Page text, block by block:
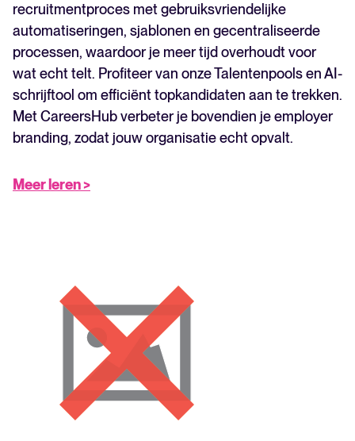
recruitmentproces met gebruiksvriendelijke
automatiseringen, sjablonen en gecentraliseerde
processen, waardoor je meer tijd overhoudt voor
wat echt telt. Profiteer van onze Talentenpools en AI-
schrijftool om efficiënt topkandidaten aan te trekken.
Met CareersHub verbeter je bovendien je employer
branding, zodat jouw organisatie echt opvalt.
Meer leren >